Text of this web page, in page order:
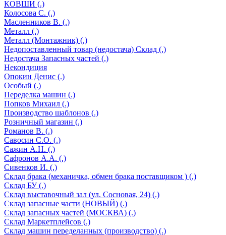
КОВШИ (.)
Колосова С. (.)
Масленников В. (.)
Металл (.)
Металл (Монтажник) (.)
Недопоставленный товар (недостача) Склад (.)
Недостача Запасных частей (.)
Некондиция
Опокин Денис (.)
Особый (.)
Переделка машин (.)
Попков Михаил (.)
Производство шаблонов (.)
Розничный магазин (.)
Романов В. (.)
Савосин С.О. (.)
Сажин А.Н. (.)
Сафронов А.А. (.)
Сивенков И. (.)
Склад брака (механичка, обмен брака поставщиком ) (.)
Склад БУ (.)
Склад выставочный зал (ул. Сосновая, 24) (.)
Склад запасные части (НОВЫЙ) (.)
Склад запасных частей (МОСКВА) (.)
Склад Маркетплейсов (.)
Склад машин переделанных (производство) (.)